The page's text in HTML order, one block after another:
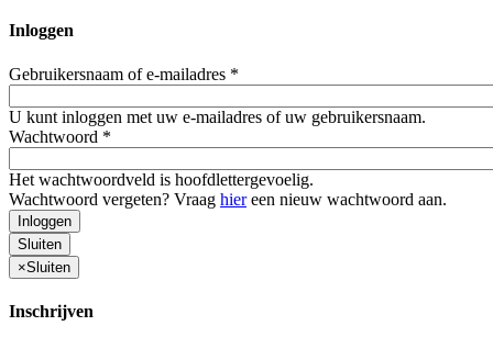
Inloggen
Gebruikersnaam of e-mailadres *
U kunt inloggen met uw e-mailadres of uw gebruikersnaam.
Wachtwoord *
Het wachtwoordveld is hoofdlettergevoelig.
Wachtwoord vergeten? Vraag hiereen nieuw wachtwoord aan.
Inloggen
Sluiten
×Sluiten
Inschrijven